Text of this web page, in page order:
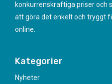
konkurrenskraftiga priser och
att göra det enkelt och tryggt
online.
Kategorier
Nyheter